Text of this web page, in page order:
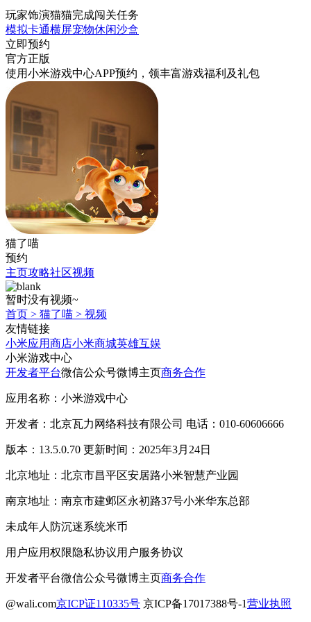
玩家饰演猫猫完成闯关任务
模拟卡通横屏宠物休闲沙盒
立即预约
官方正版
使用小米游戏中心APP预约 ，领丰富游戏福利 及礼包
猫了喵
预约
主页攻略社区视频
暂时没有视频~
首页 > 猫了喵 > 视频
友情链接
小米应用商店小米商城英雄互娱
小米游戏中心
开发者平台微信公众号微博主页商务合作
应用名称：小米游戏中心
开发者：北京瓦力网络科技有限公司 电话：010-60606666
版本：13.5.0.70 更新时间：2025年3月24日
北京地址：北京市昌平区安居路小米智慧产业园
南京地址：南京市建邺区永初路37号小米华东总部
未成年人防沉迷系统米币
用户应用权限隐私协议用户服务协议
开发者平台微信公众号微博主页商务合作
@wali.com京ICP证110335号 京ICP备17017388号-1营业执照